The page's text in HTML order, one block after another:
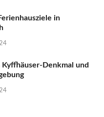
in
Kyffhäuser-Denkmal und